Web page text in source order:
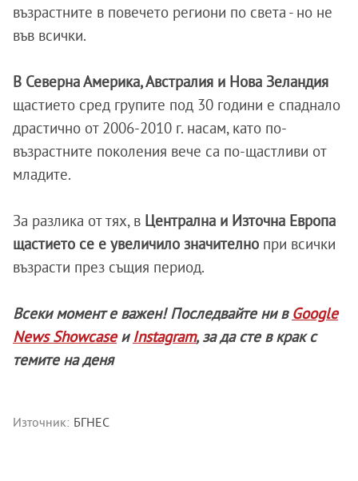
възрастните в повечето региони по света - но не
във всички.
В Северна Америка, Австралия и Нова Зеландия
щастието сред групите под 30 години е спаднало
драстично от 2006-2010 г. насам, като по-
възрастните поколения вече са по-щастливи от
младите.
За разлика от тях, в Централна и Източна Европа
щастието се е увеличило значително при всички
възрасти през същия период.
Всеки момент е важен! Последвайте ни в Google
News Showcaseи Instagram, за да сте в крак с
темите на деня
Източник: БГНЕС